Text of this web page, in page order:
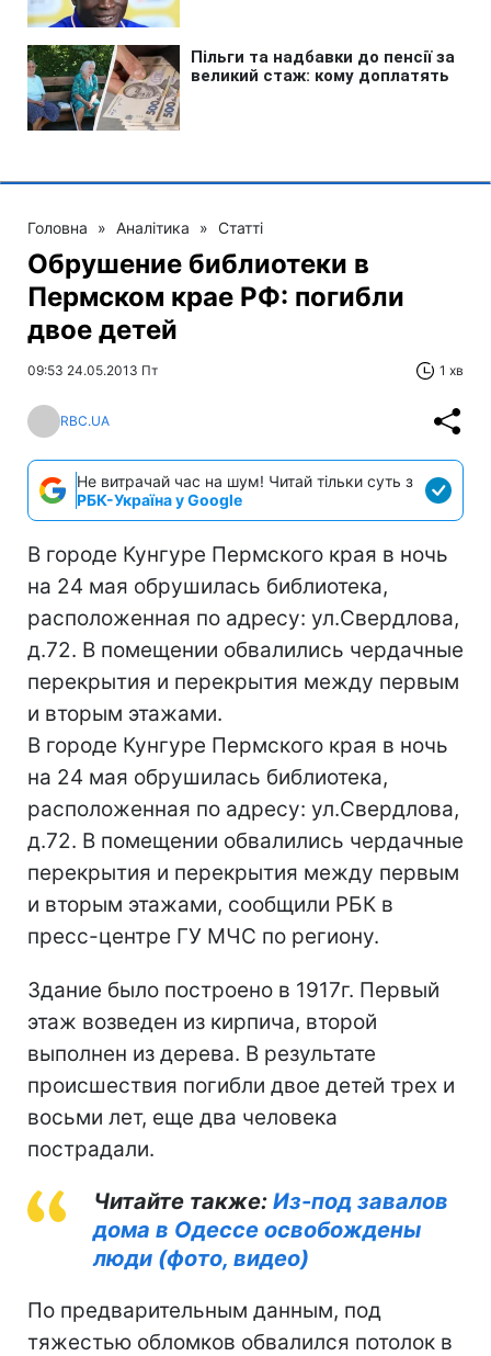
Головна » Аналітика » Статті
Обрушение библиотеки в
Пермском крае РФ: погибли
двое детей
09:53 24.05.2013 Пт 1 хв
RBC.UA
Не витрачай час на шум! Читай тільки суть з
РБК-Україна у Google
В городе Кунгуре Пермского края в ночь
на 24 мая обрушилась библиотека,
расположенная по адресу: ул.Свердлова,
д.72. В помещении обвалились чердачные
перекрытия и перекрытия между первым
и вторым этажами.
В городе Кунгуре Пермского края в ночь
на 24 мая обрушилась библиотека,
расположенная по адресу: ул.Свердлова,
д.72. В помещении обвалились чердачные
перекрытия и перекрытия между первым
и вторым этажами, сообщили РБК в
пресс-центре ГУ МЧС по региону.
Здание было построено в 1917г. Первый
этаж возведен из кирпича, второй
выполнен из дерева. В результате
происшествия погибли двое детей трех и
восьми лет, еще два человека
пострадали.
Читайте также: Из-под завалов
дома в Одессе освобождены
люди (фото, видео)
По предварительным данным, под
тяжестью обломков обвалился потолок в